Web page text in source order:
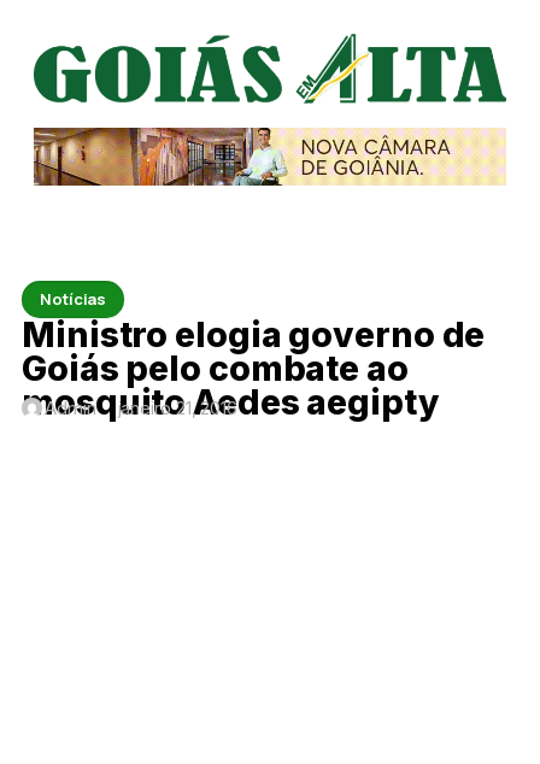
Notícias
Ministro elogia governo de
Goiás pelo combate ao
mosquito Aedes aegipty
Admin janeiro 21, 2016